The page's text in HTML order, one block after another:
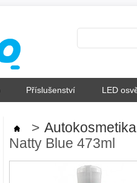
Příslušenství LED
> Autokosmetika
Natty Blue 473ml